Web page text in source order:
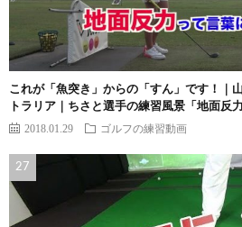
これが「魚突き」からの「すん」です！｜
トラリア｜ちさと選手の練習風景「地面反
2018.01.29 ゴルフの練習動画